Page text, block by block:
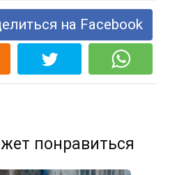
на Facebook
понравиться